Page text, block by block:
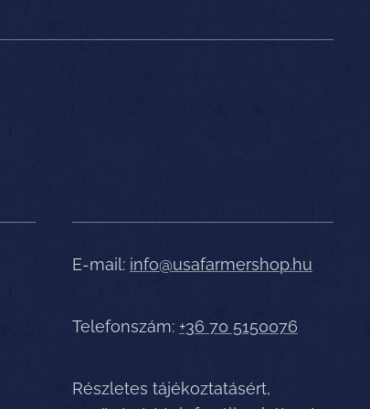
E-mail: info@usafarmershop.hu
Telefonszám: +36 70 5150076
Részletes tájékoztatásért,